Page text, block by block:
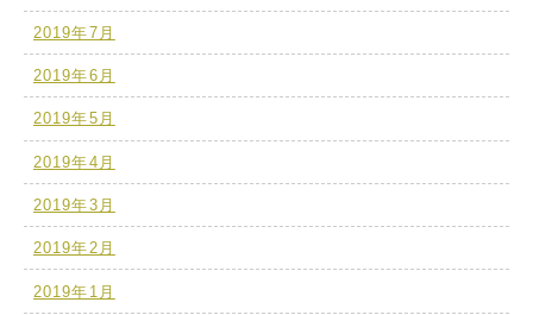
2019年7月
2019年6月
2019年5月
2019年4月
2019年3月
2019年2月
2019年1月